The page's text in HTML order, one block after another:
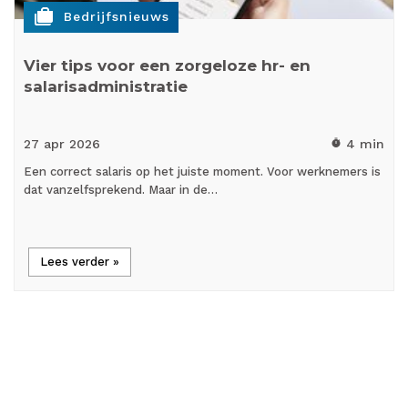
cases Bedrijfsnieuws
Vier tips voor een zorgeloze hr- en
salarisadministratie
27 apr 2026 timer 4 min
Een correct salaris op het juiste moment. Voor werknemers is
dat vanzelfsprekend. Maar in de…
Lees verder »